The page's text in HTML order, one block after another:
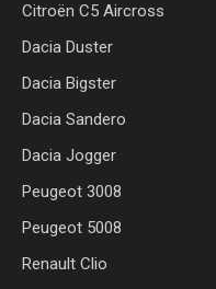
Citroën C5 Aircross
Dacia Duster
Dacia Bigster
Dacia Sandero
Dacia Jogger
Peugeot 3008
Peugeot 5008
Renault Clio